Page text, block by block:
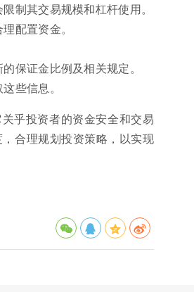
制其交易规模和杠杆使用。
配置资金。
保证金比例及相关规定。
些信息。
乎投资者的资金安全和交易
合理规划投资策略，以实现